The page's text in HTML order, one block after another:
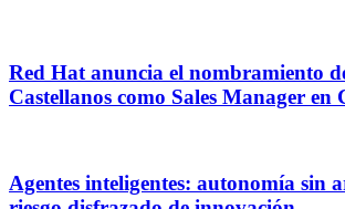
Red Hat anuncia el nombramiento
Castellanos como Sales Manager en
Agentes inteligentes: autonomía sin